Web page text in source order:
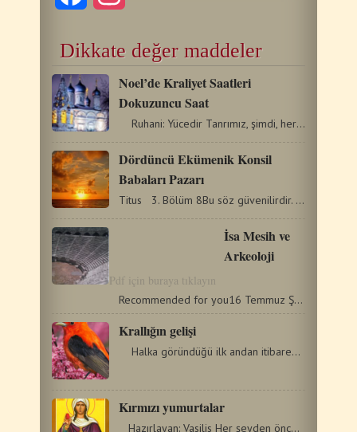
Dikkate değer maddeler
Noel’de Kraliyet Saatleri
Dokuzuncu Saat
Ruhani: Yücedir Tanrımız, şimdi, her zaman…
Dördüncü Ekümenik Konsil
Babaları Pazarı
Titus 3. Bölüm 8Bu söz güvenilirdir. Tanrı'ya iman…
Pdf için buraya tıklayın
İsa Mesih ve
Arkeoloji
Recommended for you16 Temmuz Şehit Ruhban, Sivas Piskoposu…
Krallığın gelişi
Halka göründüğü ilk andan itibaren İsa Mesih’in…
Kırmızı yumurtalar
Hazırlayan: Vasilis Her şeyden önce, kırmızı,…